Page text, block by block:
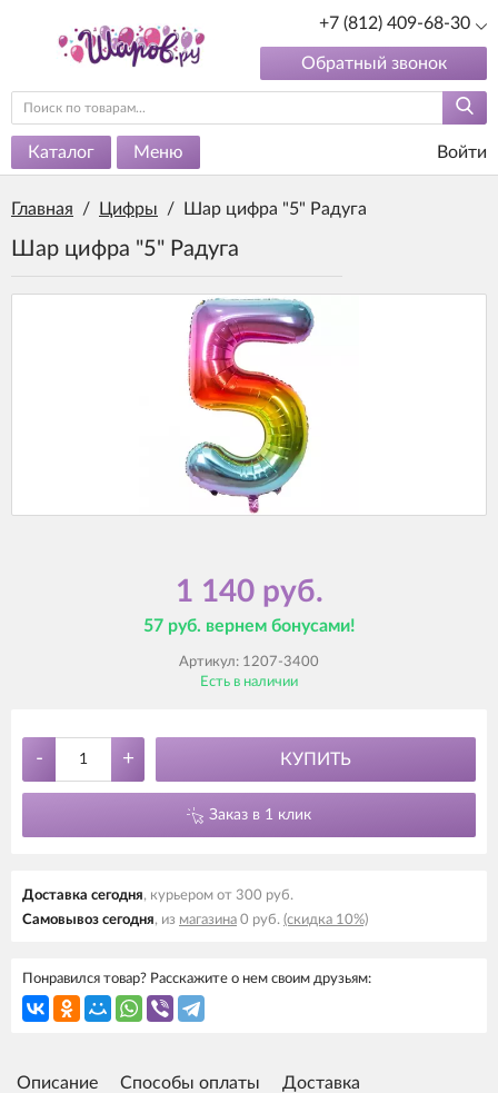
+7 (812) 409-68-30
Обратный звонок
Каталог Меню Войти
Главная / Цифры / Шар цифра "5" Радуга
Шар цифра "5" Радуга
1 140 руб.
57 руб. вернем бонусами!
Артикул: 1207-3400
Есть в наличии
- + КУПИТЬ
Заказ в 1 клик
Доставка cегодня, курьером от 300 руб.
Самовывоз cегодня, из магазина 0 руб. (скидка 10%)
Понравился товар? Расскажите о нем своим друзьям:
Описание Способы оплаты Доставка